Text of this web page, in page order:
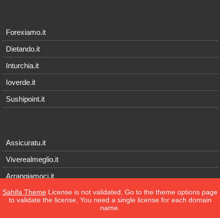
Forexiamo.it
Dietando.it
Inturchia.it
Ioverde.it
Sushipoint.it
Assicuratu.it
Viverealmeglio.it
Arrangiamoci.it
Tecnichef.it
Sahifa Theme License is not validated, Go to the theme options page
to validate the license, You need a single license for each domain
name.